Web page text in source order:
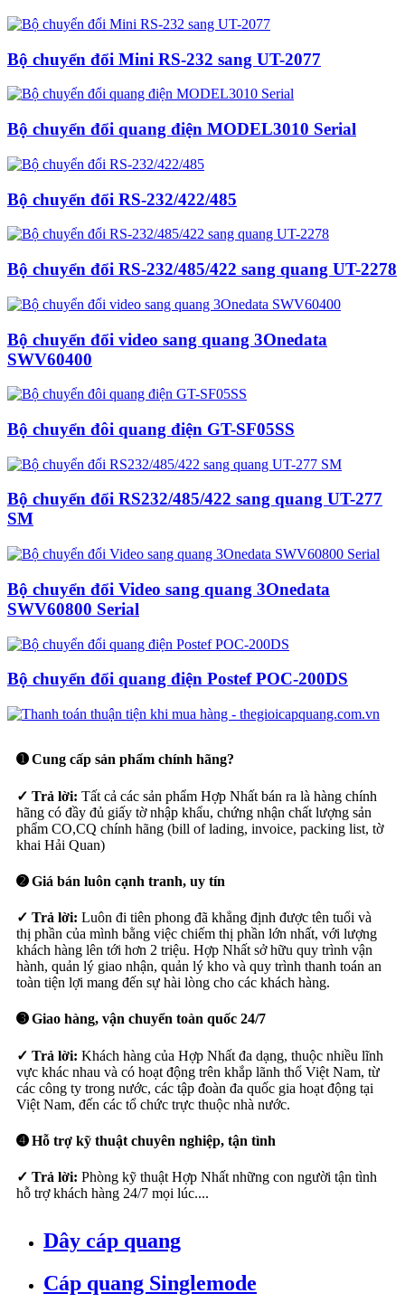
Bộ chuyển đổi Mini RS-232 sang UT-2077
Bộ chuyển đổi quang điện MODEL3010 Serial
Bộ chuyển đổi RS-232/422/485
Bộ chuyển đổi RS-232/485/422 sang quang UT-2278
Bộ chuyển đổi video sang quang 3Onedata
SWV60400
Bộ chuyển đôi quang điện GT-SF05SS
Bộ chuyển đổi RS232/485/422 sang quang UT-277
SM
Bộ chuyển đổi Video sang quang 3Onedata
SWV60800 Serial
Bộ chuyển đổi quang điện Postef POC-200DS
➊ Cung cấp sản phẩm chính hãng?
✓ Trả lời: Tất cả các sản phẩm Hợp Nhất bán ra là hàng chính
hãng có đầy đủ giấy tờ nhập khẩu, chứng nhận chất lượng sản
phẩm CO,CQ chính hãng (bill of lading, invoice, packing list, tờ
khai Hải Quan)
➋ Giá bán luôn cạnh tranh, uy tín
✓ Trả lời: Luôn đi tiên phong đã khẳng định được tên tuổi và
thị phần của mình bằng việc chiếm thị phần lớn nhất, với lượng
khách hàng lên tới hơn 2 triệu. Hợp Nhất sở hữu quy trình vận
hành, quản lý giao nhận, quản lý kho và quy trình thanh toán an
toàn tiện lợi mang đến sự hài lòng cho các khách hàng.
➌ Giao hàng, vận chuyển toàn quốc 24/7
✓ Trả lời: Khách hàng của Hợp Nhất đa dạng, thuộc nhiều lĩnh
vực khác nhau và có hoạt động trên khắp lãnh thổ Việt Nam, từ
các công ty trong nước, các tập đoàn đa quốc gia hoạt động tại
Việt Nam, đến các tổ chức trực thuộc nhà nước.
➍ Hỗ trợ kỹ thuật chuyên nghiệp, tận tình
✓ Trả lời: Phòng kỹ thuật Hợp Nhất những con người tận tình
hỗ trợ khách hàng 24/7 mọi lúc....
Dây cáp quang
Cáp quang Singlemode